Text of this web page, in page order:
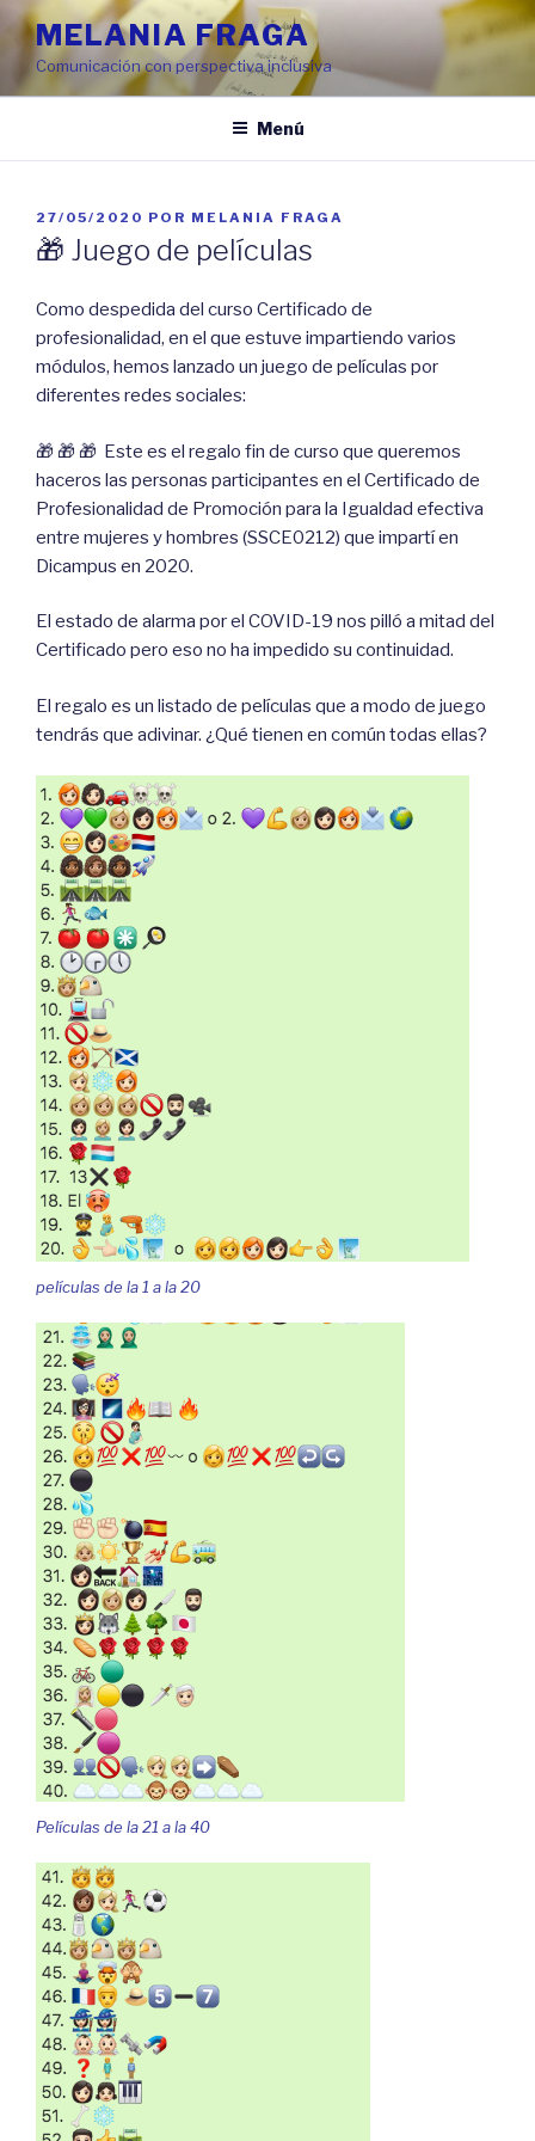
contenido
MELANIA FRAGA
Comunicación con perspectiva inclusiva
Menú
PUBLICADO
EN
27/05/2020 POR MELANIA FRAGA
🎁 Juego de películas
Como despedida del curso Certificado de
profesionalidad, en el que estuve impartiendo varios
módulos, hemos lanzado un juego de películas por
diferentes redes sociales:
🎁 🎁 🎁 Este es el regalo fin de curso que queremos
haceros las personas participantes en el Certificado de
Profesionalidad de Promoción para la Igualdad efectiva
entre mujeres y hombres (SSCE0212) que impartí en
Dicampus en 2020.
El estado de alarma por el COVID-19 nos pilló a mitad del
Certificado pero eso no ha impedido su continuidad.
El regalo es un listado de películas que a modo de juego
tendrás que adivinar. ¿Qué tienen en común todas ellas?
películas de la 1 a la 20
Películas de la 21 a la 40